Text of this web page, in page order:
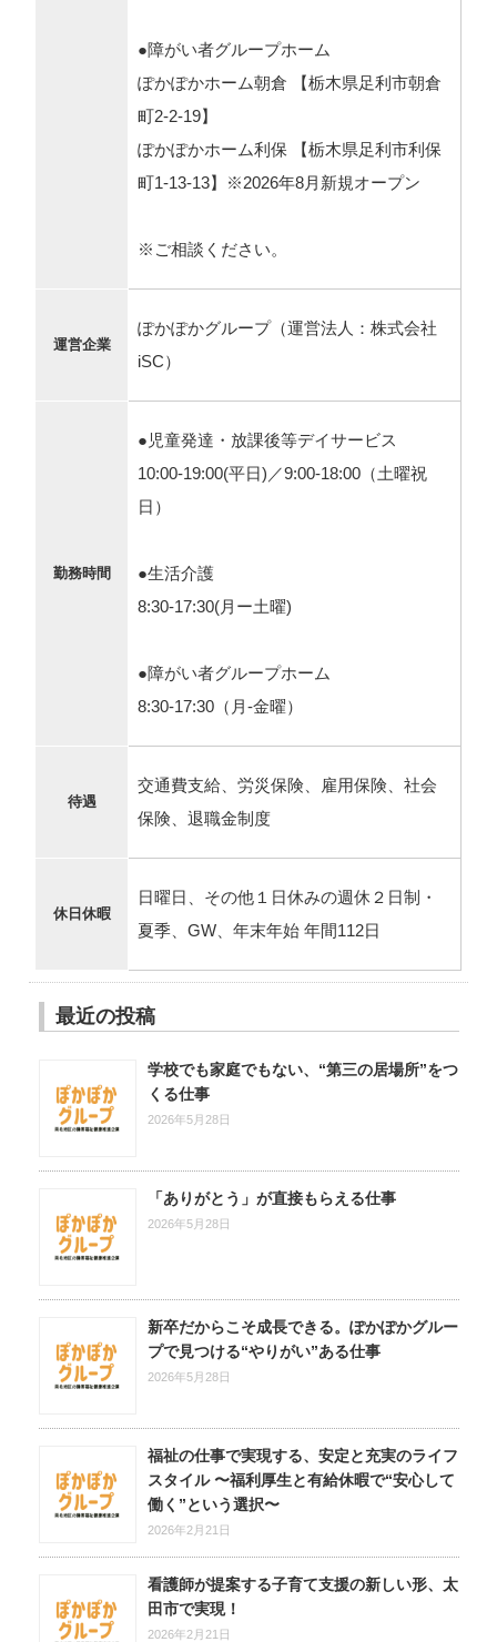
●障がい者グループホーム
ぽかぽかホーム朝倉 【栃木県足利市朝倉
町2-2-19】
ぽかぽかホーム利保 【栃木県足利市利保
町1-13-13】※2026年8月新規オープン
※ご相談ください。
運営企業
ぽかぽかグループ（運営法人：株式会社
iSC）
勤務時間
●児童発達・放課後等デイサービス
10:00‐19:00(平日)／9:00‐18:00（土曜祝
日）
●生活介護
8:30‐17:30(月ー土曜)
●障がい者グループホーム
8:30‐17:30（月-金曜）
待遇
交通費支給、労災保険、雇用保険、社会
保険、退職金制度
休日休暇
日曜日、その他１日休みの週休２日制・
夏季、GW、年末年始 年間112日
最近の投稿
学校でも家庭でもない、“第三の居場所”をつ
くる仕事
2026年5月28日
「ありがとう」が直接もらえる仕事
2026年5月28日
新卒だからこそ成長できる。ぽかぽかグルー
プで見つける“やりがい”ある仕事
2026年5月28日
福祉の仕事で実現する、安定と充実のライフ
スタイル 〜福利厚生と有給休暇で“安心して
働く”という選択〜
2026年2月21日
看護師が提案する子育て支援の新しい形、太
田市で実現！
2026年2月21日